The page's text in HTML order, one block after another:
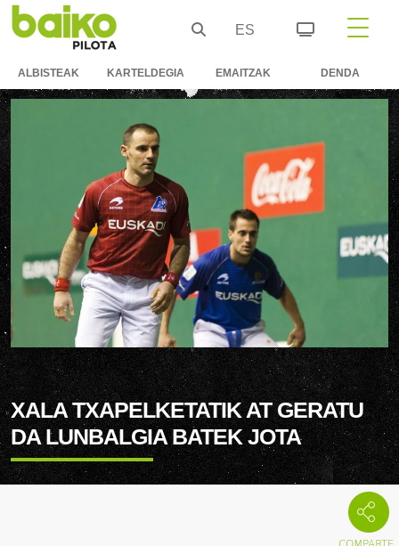
ES
ALBISTEAK KARTELDEGIA EMAITZAK DENDA
XALA TXAPELKETATIK AT GERATU
DA LUNBALGIA BATEK JOTA